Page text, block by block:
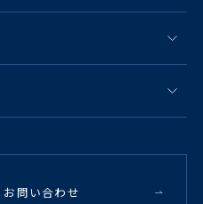
問い合わせ